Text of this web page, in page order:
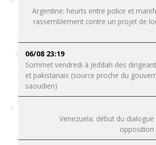
Argentine: heurts entre police et
rassemblement contre un projet de
06/08 23:19
Sommet vendredi à Jeddah des
et pakistanais (source proche du
saoudien)
Venezuela: début du
opposition